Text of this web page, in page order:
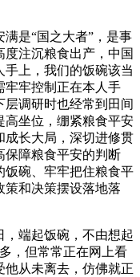
是“国之大者”，是事
度注沉粮食出产，中国
手上，我们的饭碗该当
牢牢控制正在本人手
调研时也经常到田间
高坐位，绷紧粮食平安
成长大局，深切进修贯
保障粮食平安的判断
饭碗、牢牢把住粮食平
策和决策摆设落地落
端起饭碗，不由想起
，但常常正在网上看
从未离去，仿佛就正